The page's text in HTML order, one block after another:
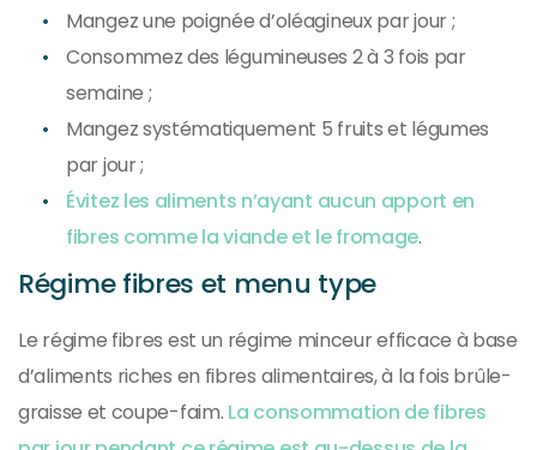
Mangez une poignée d’oléagineux par jour ;
Consommez des légumineuses 2 à 3 fois par
semaine ;
Mangez systématiquement 5 fruits et légumes
par jour ;
Évitez les aliments n’ayant aucun apport en
fibres comme la viande et le fromage.
Régime fibres et menu type
Le régime fibres est un régime minceur efficace à base
d’aliments riches en fibres alimentaires, à la fois brûle-
graisse et coupe-faim. La consommation de fibres